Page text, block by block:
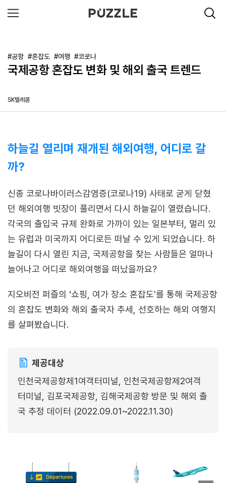
#공항 #혼잡도 #여행 #코로나
국제공항 혼잡도 변화 및 해외 출국 트렌드
SK텔레콤
하늘길 열리며 재개된 해외여행, 어디로 갈
까?
신종 코로나바이러스감염증(코로나19) 사태로 굳게 닫혔
던 해외여행 빗장이 풀리면서 다시 하늘길이 열렸습니다.
각국의 출입국 규제 완화로 가까이 있는 일본부터, 멀리 있
는 유럽과 미국까지 어디로든 떠날 수 있게 되었습니다. 하
늘길이 다시 열린 지금, 국제공항을 찾는 사람들은 얼마나
늘어나고 어디로 해외여행을 떠났을까요?
지오비전 퍼즐의 ‘쇼핑, 여가 장소 혼잡도'를 통해 국제공항
의 혼잡도 변화와 해외 출국자 추세, 선호하는 해외 여행지
를 살펴봤습니다.
제공대상
인천국제공항제1여객터미널, 인천국제공항제2여객
터미널, 김포국제공항, 김해국제공항 방문 및 해외 출
국 추정 데이터 (2022.09.01~2022.11.30)